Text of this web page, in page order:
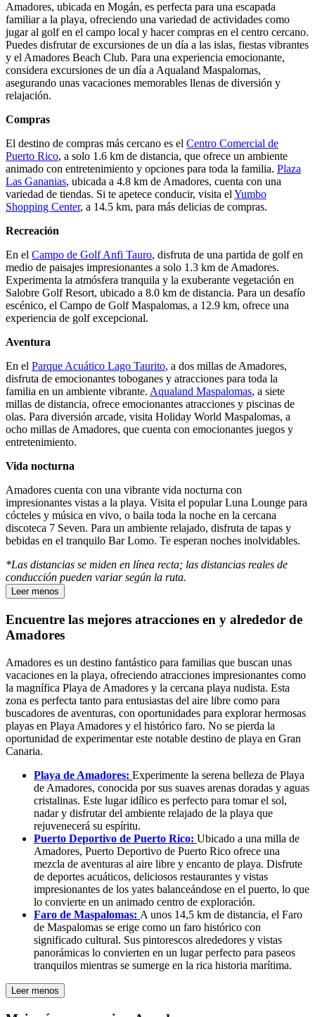
Amadores, ubicada en Mogán, es perfecta para una escapada
familiar a la playa, ofreciendo una variedad de actividades como
jugar al golf en el campo local y hacer compras en el centro cercano.
Puedes disfrutar de excursiones de un día a las islas, fiestas vibrantes
y el Amadores Beach Club. Para una experiencia emocionante,
considera excursiones de un día a Aqualand Maspalomas,
asegurando unas vacaciones memorables llenas de diversión y
relajación.
Compras
El destino de compras más cercano es el Centro Comercial de
Puerto Rico, a solo 1.6 km de distancia, que ofrece un ambiente
animado con entretenimiento y opciones para toda la familia. Plaza
Las Gananias, ubicada a 4.8 km de Amadores, cuenta con una
variedad de tiendas. Si te apetece conducir, visita elYumbo
Shopping Center, a 14.5 km, para más delicias de compras.
Recreación
En el Campo de Golf Anfi Tauro, disfruta de una partida de golf en
medio de paisajes impresionantes a solo 1.3 km de Amadores.
Experimenta la atmósfera tranquila y la exuberante vegetación en
Salobre Golf Resort, ubicado a 8.0 km de distancia. Para un desafío
escénico, el Campo de Golf Maspalomas, a 12.9 km, ofrece una
experiencia de golf excepcional.
Aventura
En el Parque Acuático Lago Taurito, a dos millas de Amadores,
disfruta de emocionantes toboganes y atracciones para toda la
familia en un ambiente vibrante. Aqualand Maspalomas, a siete
millas de distancia, ofrece emocionantes atracciones y piscinas de
olas. Para diversión arcade, visita Holiday World Maspalomas, a
ocho millas de Amadores, que cuenta con emocionantes juegos y
entretenimiento.
Vida nocturna
Amadores cuenta con una vibrante vida nocturna con
impresionantes vistas a la playa. Visita el popular Luna Lounge para
cócteles y música en vivo, o baila toda la noche en la cercana
discoteca 7 Seven. Para un ambiente relajado, disfruta de tapas y
bebidas en el tranquilo Bar Lomo. Te esperan noches inolvidables.
*Las distancias se miden en línea recta; las distancias reales de
conducción pueden variar según la ruta.
Leer menos
Encuentre las mejores atracciones en y alrededor de
Amadores
Amadores es un destino fantástico para familias que buscan unas
vacaciones en la playa, ofreciendo atracciones impresionantes como
la magnífica Playa de Amadores y la cercana playa nudista. Esta
zona es perfecta tanto para entusiastas del aire libre como para
buscadores de aventuras, con oportunidades para explorar hermosas
playas en Playa Amadores y el histórico faro. No se pierda la
oportunidad de experimentar este notable destino de playa en Gran
Canaria.
Playa de Amadores: Experimente la serena belleza de Playa
de Amadores, conocida por sus suaves arenas doradas y aguas
cristalinas. Este lugar idílico es perfecto para tomar el sol,
nadar y disfrutar del ambiente relajado de la playa que
rejuvenecerá su espíritu.
Puerto Deportivo de Puerto Rico: Ubicado a una milla de
Amadores, Puerto Deportivo de Puerto Rico ofrece una
mezcla de aventuras al aire libre y encanto de playa. Disfrute
de deportes acuáticos, deliciosos restaurantes y vistas
impresionantes de los yates balanceándose en el puerto, lo que
lo convierte en un animado centro de exploración.
Faro de Maspalomas: A unos 14,5 km de distancia, el Faro
de Maspalomas se erige como un faro histórico con
significado cultural. Sus pintorescos alrededores y vistas
panorámicas lo convierten en un lugar perfecto para paseos
tranquilos mientras se sumerge en la rica historia marítima.
Leer menos